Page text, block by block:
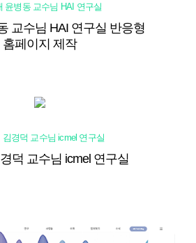
윤병동 교수님 HAI 연구실
교수님 HAI 연구실 반응형
홈페이지 제작
김경덕 교수님 icmel 연구실
덕 교수님 icmel 연구실